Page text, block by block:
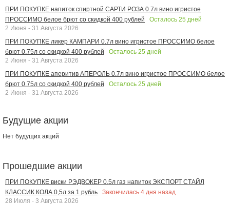
ПРИ ПОКУПКЕ напиток спиртной САРТИ РОЗА 0.7л вино игристое
ПРОССИМО белое брют со скидкой 400 рублей
Осталось 25 дней
2 Июня - 31 Августа 2026
ПРИ ПОКУПКЕ ликер КАМПАРИ 0.7л вино игристое ПРОССИМО белое
брют 0.75л со скидкой 400 рублей
Осталось 25 дней
2 Июня - 31 Августа 2026
ПРИ ПОКУПКЕ аперитив АПЕРОЛЬ 0.7л вино игристое ПРОССИМО белое
брют 0.75л со скидкой 400 рублей
Осталось 25 дней
2 Июня - 31 Августа 2026
Будущие акции
Нет будущих акций
Прошедшие акции
ПРИ ПОКУПКЕ виски РЭДВОКЕР 0,5л газ напиток ЭКСПОРТ СТАЙЛ
КЛАССИК КОЛА 0,5л за 1 рубль
Закончилась 4 дня назад
28 Июля - 3 Августа 2026